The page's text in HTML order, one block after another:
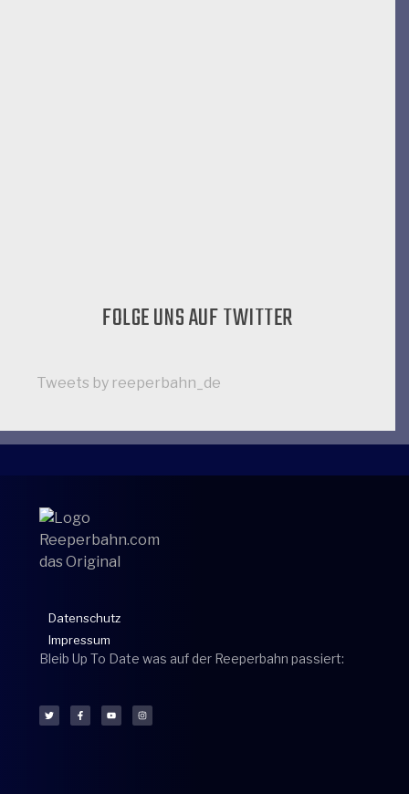
FOLGE UNS AUF TWITTER
Tweets by reeperbahn_de
Datenschutz
Impressum
Bleib Up To Date was auf der Reeperbahn passiert: